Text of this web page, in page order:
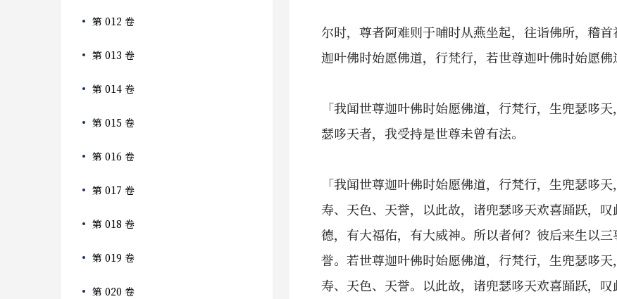
第 012 卷
第 013 卷
第 014 卷
第 015 卷
第 016 卷
第 017 卷
第 018 卷
第 019 卷
第 020 卷